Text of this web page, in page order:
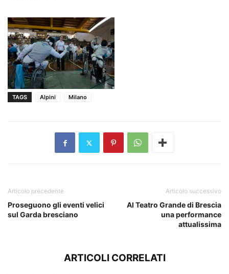
TAGS Alpini Milano
Articolo precedente
Proseguono gli eventi velici
sul Garda bresciano
Articolo successivo
Al Teatro Grande di Brescia
una performance
attualissima
ARTICOLI CORRELATI